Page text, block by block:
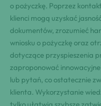
o pożyczkę. Poprzez
klienci mogą uzyskać
dokumentów, zrozumieć
wniosku o pożyczkę oraz
dotyczące przyspieszenia
zaproponować
lub pytań, co ostatecznie
klienta. Wykorzystanie